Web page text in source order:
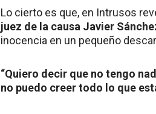
Lo cierto es que, en Intrusos
juez de la causa Javier
inocencia en un pequeño
“Quiero decir que no tengo
no puedo creer todo lo que